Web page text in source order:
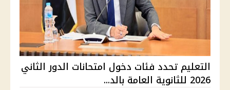
التعليم تحدد فئات دخول امتحانات الدور الثاني
2026 للثانوية العامة بالد...